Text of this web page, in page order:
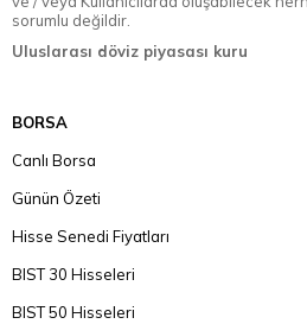
sorumlu değildir.
Uluslarası döviz piyasası kuru
BORSA
Canlı Borsa
Günün Özeti
Hisse Senedi Fiyatları
BIST 30 Hisseleri
BIST 50 Hisseleri